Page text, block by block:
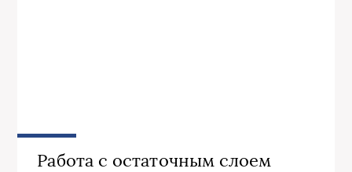
Работа с остаточным слоем